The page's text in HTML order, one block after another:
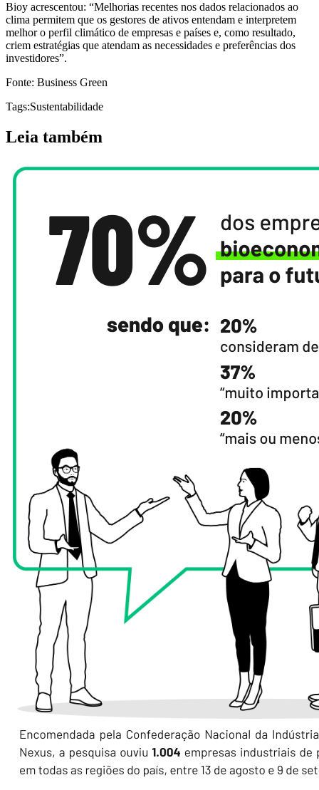
Bioy acrescentou: “Melhorias recentes nos dados relacionados ao
clima permitem que os gestores de ativos entendam e interpretem
melhor o perfil climático de empresas e países e, como resultado,
criem estratégias que atendam as necessidades e preferências dos
investidores”.
Fonte: Business Green
Tags:Sustentabilidade
Leia também